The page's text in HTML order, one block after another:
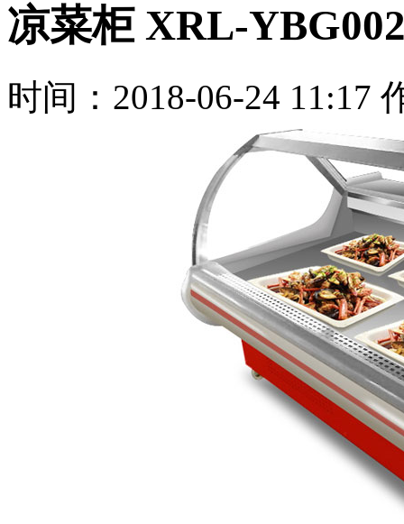
凉菜柜 XRL-
时间：2018-06-24 11:17